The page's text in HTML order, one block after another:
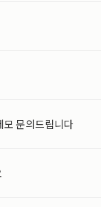
문의드립니다